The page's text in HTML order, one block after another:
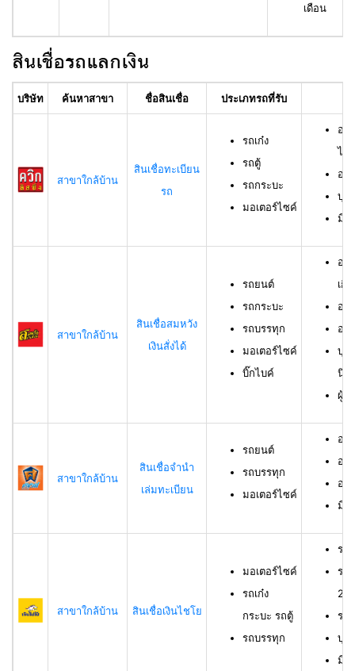
เดือน
สินเชื่อรถแลกเงิน
บริษัท ค้นหาสาขา ชื่อสินเชื่อ ประเภทรถที่รับ
สาขาใกล้บ้าน
สินเชื่อทะเบียน
รถ
รถเก๋ง
รถตู้
รถกระบะ
มอเตอร์ไซค์
อา
ไม่
อา
บุค
มีชื่
สาขาใกล้บ้าน
สินเชื่อสมหวัง
เงินสั่งได้
รถยนต์
รถกระบะ
รถบรรทุก
มอเตอร์ไซค์
บิ๊กไบค์
อา
เกิ
อา
อา
บุค
นิติ
ผู้กู้
สาขาใกล้บ้าน
สินเชื่อจำนำ
เล่มทะเบียน
รถยนต์
รถบรรทุก
มอเตอร์ไซค์
อา
อา
อา
มีชื่
สาขาใกล้บ้าน สินเชื่อเงินไชโย
มอเตอร์ไซค์
รถเก๋ง
กระบะ รถตู้
รถบรรทุก
รถ
รถ
23
รถ
บุค
มีร